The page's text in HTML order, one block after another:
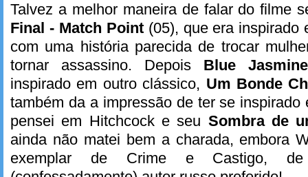
Talvez a melhor maneira de falar do filme
Final - Match Point(05), que era inspirado
com uma história parecida de trocar
tornar assassino. Depois Blue Jasmine
inspirado em outro clássico, Um Bonde
também da a impressão de ter se inspirado
pensei em Hitchcock e seu Sombra de
ainda não matei bem a charada, embora
exemplar de Crime e Castigo, de